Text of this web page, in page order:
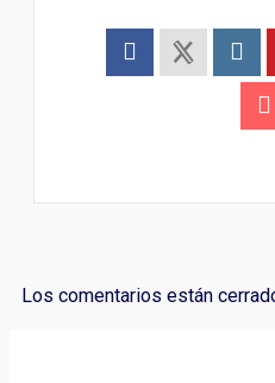
Los comentarios están